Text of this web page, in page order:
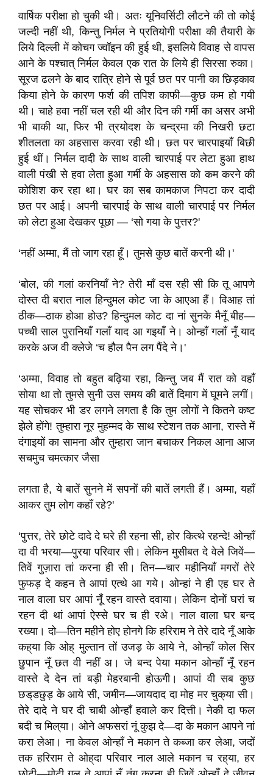
वार्षिक परीक्षा हो चुकी थी। अतः यूनिवर्सिटी लौटने की तो कोई
जल्दी नहीं थी, किन्तु निर्मल ने प्रतियोगी परीक्षा की तैयारी के
लिये दिल्ली में कोचग ज्वॉइन की हुई थी, इसलिये विवाह से वापस
आने के पश्चात्‌ निर्मल केवल एक रात के लिये ही सिरसा रुका।
सूरज ढलने के बाद रात्रि होने से पूर्व छत पर पानी का छिड़काव
किया होने के कारण फर्श की तपिश काफी—कुछ कम हो गयी
थी। चाहे हवा नहीं चल रही थी और दिन की गर्मी का असर अभी
भी बाकी था, फिर भी त्रयोदश के चन्द्रमा की निखरी छटा
शीतलता का अहसास करवा रही थी। छत पर चारपाइयाँ बिछी
हुई थीं। निर्मल दादी के साथ वाली चारपाई पर लेटा हुआ हाथ
वाली पंखी से हवा लेता हुआ गर्मी के अहसास को कम करने की
कोशिश कर रहा था। घर का सब कामकाज निपटा कर दादी
छत पर आई। अपनी चारपाई के साथ वाली चारपाई पर निर्मल
को लेटा हुआ देखकर पूछा — ‘सो गया के पुत्तर?'
‘नहीं अम्मा, मैं तो जाग रहा हूँ। तुमसे कुछ बातें करनी थी।'
‘बोल, की गलां करनियाँ ने? तेरी माँ दस रही सी कि तू आपणे
दोस्त दी बरात नाल हिन्दुमल कोट जा के आएआ हैं। विआह तां
ठीक—ठाक होआ होउ? हिन्दुमल कोट दा नां सुनके मैनूँ बीह—
पच्ची साल पुरानियाँ गलाँ याद आ गइयाँ ने। ओन्हाँ गलाँ नूँ याद
करके अज वी क्लेजे ‘च हौल पैन लग पैंदे ने।'
‘अम्मा, विवाह तो बहुत बढ़िया रहा, किन्तु जब मैं रात को वहाँ
सोया था तो तुमसे सुनी उस समय की बातें दिमाग में घूमने लगीं।
यह सोचकर भी डर लगने लगता है कि तुम लोगों ने कितने कष्ट
झेले होंगे! तुम्हारा नूर मुहम्मद के साथ स्टेशन तक आना, रास्ते में
दंगाइयों का सामना और तुम्हारा जान बचाकर निकल आना आज
सचमुच चमत्कार जैसा
लगता है, ये बातें सुनने में सपनों की बातें लगती हैं। अम्मा, यहाँ
आकर तुम लोग कहाँ रहे?'
‘पुत्तर, तेरे छोटे दादे दे घरे ही रहना सी, होर कित्थे रहन्दे! ओन्हाँ
दा वी भरया—पुरया परिवार सी। लेकिन मुसीबत दे वेले जिवें—
तिवें गुज़ारा तां करना ही सी। तिन—चार महीनियाँ मगरों तेरे
फुफड़ दे कहन ते आपां एत्थे आ गये। ओन्हां ने ही एह घर ते
नाल वाला घर आपां नूँ रहन वास्ते दवाया। लेकिन दोनाें घरां च
रहन दी थां आपां ऐस्से घर च ही रअे। नाल वाला घर बन्द
रख्या। दो—तिन महीने होए होनगे कि हरिराम ने तेरे दादे नूँ आके
कह्‌या कि ओह्‌ मुल्तान तों उजड़ के आये ने, ओन्हाँ कोल सिर
छुपान नूँ छत वी नहीं अ। जे बन्द पेया मकान ओन्हाँ नूँ रहन
वास्ते दे देन तां बड़ी मेहरबानी होऊगी। आपां वी सब कुछ
छड्‌डछुड़ के आये सी, जमीन—जायदाद दा मोह मर चुक्‌या सी।
तेरे दादे ने घर दी चाबी ओन्हाँ हवाले कर दित्ती। नेकी दा फल
बदी च मिल्‌या। ओने अफसरां नूं कुझ दे—दा के मकान आपने नां
करा लेआ। ना केवल ओन्हाँ ने मकान ते कब्जा कर लेआ, जदों
तक हरिराम ते ओह्‌दा परिवार नाल आले मकान च रह्‌या, हर